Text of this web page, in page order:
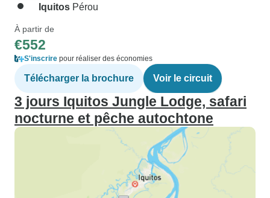
Iquitos Pérou
À partir de
€552
S'inscrire pour réaliser des économies
Télécharger la brochure Voir le circuit
3 jours Iquitos Jungle Lodge, safari
nocturne et pêche autochtone